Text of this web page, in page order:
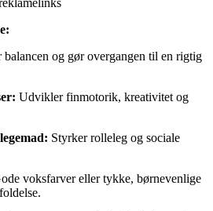
og gør overgangen til en rigtig
Udvikler finmotorik, kreativitet og
Styrker rolleleg og sociale
voksfarver eller tykke, børnevenlige